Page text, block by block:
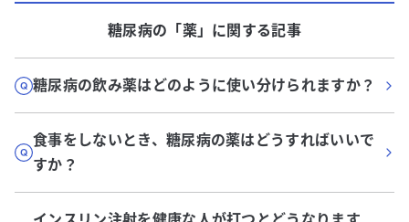
糖尿病の「薬」に関する記事
糖尿病の飲み薬はどのように使い分けられますか？
食事をしないとき、糖尿病の薬はどうすればいいで
すか？